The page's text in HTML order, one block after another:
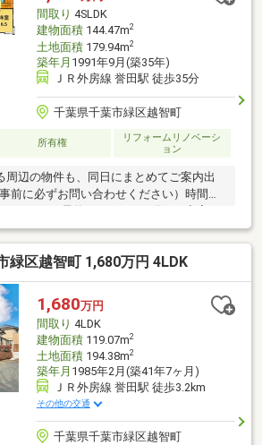
間取り 4SLDK
建物面積144.47m2
土地面積179.94m2
築年月 1991年9月(築35年)
ＪＲ外房線 誉田駅 徒歩35分
千葉県千葉市緑区越智町
所有権
リフォームリノベーシ
ョン
周辺の物件も、同日にまとめてご案内出
前に必ずお問い合わせください）時間／
の手配が必要な場合があります。※居住
様との日程調整が必要になります。お早
ます。■日時※弊社が定休日の場合でも曜
対応させて頂きますので、まずはご相談
宅ローンのご相談※住宅購入のご相談を随
来を見据えた資金計画で、『無理をしな
提案いたします。
緑区越智町 1,680万円 4LDK
1,680万円
間取り 4LDK
建物面積119.07m2
土地面積194.38m2
築年月 1985年2月(築41年7ヶ月)
ＪＲ外房線 誉田駅 徒歩3.2km
その他の交通
千葉県千葉市緑区越智町